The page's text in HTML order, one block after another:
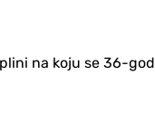
na koju se 36-